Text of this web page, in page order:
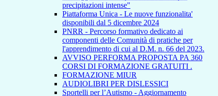
precipitazioni intense"
Piattaforma Unica - Le nuove funzionalita'
disponibili dal 5 dicembre 2024
PNRR - Percorso formativo dedicato ai
componenti delle Comunità di pratiche per
l'apprendimento di cui al D.M. n. 66 del 2023.
AVVISO PERFORMA PROPOSTA PA 360
CORSI DI FORMAZIONE GRATUITI .
FORMAZIONE MIUR
AUDIOLIBRI PER DISLESSICI
Sportelli per l’Autismo - Aggiornamento